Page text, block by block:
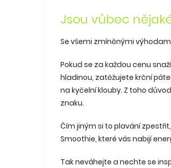
Jsou vůbec
Se všemi zmíněnými
Pokud se za každou cenu
hladinou, zatěžujete krční
na kyčelní klouby. Z toho
znaku.
Čím jiným si to plavání
Smoothie, které vás nabijí
Tak neváhejte a nechte se